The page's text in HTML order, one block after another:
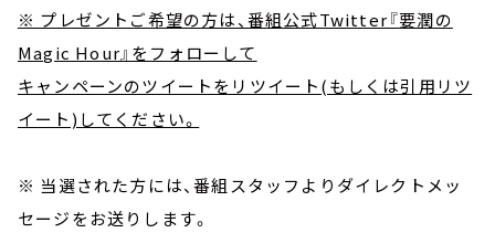
※ プレゼントご希望の方は、番組公式Twitter『要潤の
Magic Hour』をフォローして
キャンペーンのツイートをリツイート(もしくは引用リツ
イート)してください。
※ 当選された方には、番組スタッフよりダイレクトメッ
セージをお送りします。